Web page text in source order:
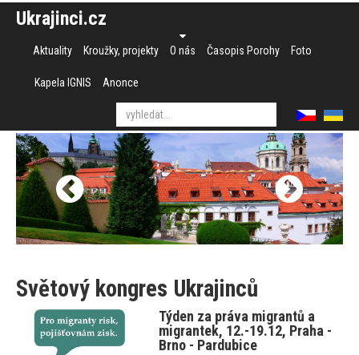
Ukrajinci.cz
Aktuality Kroužky, projekty O nás Časopis Porohy Foto
Kapela IGNIS Anonce
Světový kongres Ukrajinců
Týden za práva migrantů a
migrantek, 12.-19.12, Praha -
Brno - Pardubice